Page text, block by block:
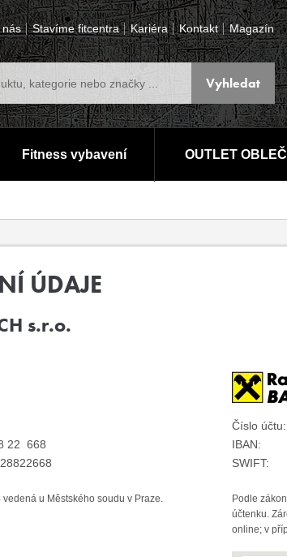
nás Stavíme fitcentra Kariéra Kontakt Magazín
Fitness vybavení OUTLET
ÚDAJE
s.r.o.
22 668
u Městského soudu v Praze.
Číslo účtu:
IBAN:
SWIFT:
Podle
účtenku.
online; v